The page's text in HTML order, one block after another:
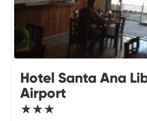
Hotel Santa Ana
Airport
★★★